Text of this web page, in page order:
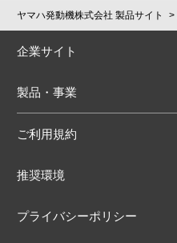
ヤマハ発動機株式会社 製品サイト
企業サイト
製品・事業
ご利用規約
推奨環境
プライバシーポリシー